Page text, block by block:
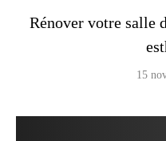
Rénover votre salle
15